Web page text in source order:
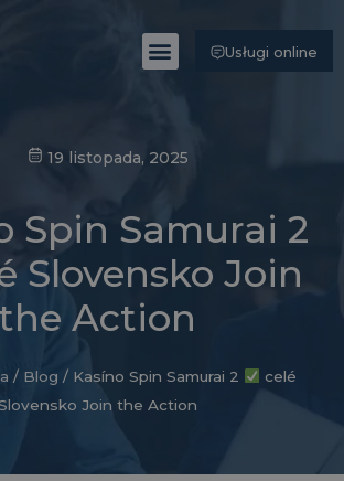
Usługi online
19 listopada, 2025
Spin Samurai 2
Slovensko Join
the Action
/ Blog / Kasíno Spin Samurai 2
celé
Join the Action